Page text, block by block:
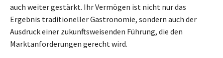
auch weiter gestärkt. Ihr Vermögen ist nicht nur das
Ergebnis traditioneller Gastronomie, sondern auch der
Ausdruck einer zukunftsweisenden Führung, die den
Marktanforderungen gerecht wird.